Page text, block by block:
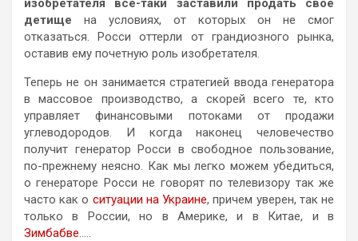
изобретателя все-таки заставили продать свое
детище на условиях, от которых он не смог
отказаться. Росси оттерли от грандиозного рынка,
оставив ему почетную роль изобретателя.
Теперь не он занимается стратегией ввода генератора
в массовое производство, а скорей всего те, кто
управляет финансовыми потоками от продажи
углеводородов. И когда наконец человечество
получит генератор Росси в свободное пользование,
по-прежнему неясно. Как мы легко можем убедиться,
о генераторе Росси не говорят по телевизору так же
часто как о ситуации на Украине, причем уверен, так не
только в России, но в Америке, и в Китае, и в
Зимбабве…..